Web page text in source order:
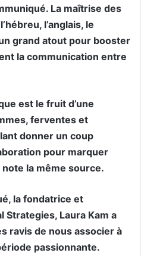
La maîtrise des
l’anglais, le
grand atout pour booster
la communication entre
est le fruit d’une
ferventes et
donner un coup
pour marquer
la même source.
la fondatrice et
Strategies, Laura Kam a
ravis de nous associer à
passionnante.